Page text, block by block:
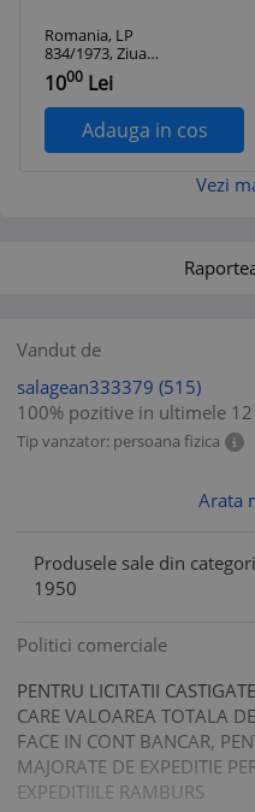
Romania, LP
834/1973, Ziua
marcii postale
romanesti, straif de
5 timbre, MNH
1000 Lei
Adauga in cos
Vezi
Vandut de
salagean333379 (515)
100% pozitive in ultimele
Tip vanzator: persoana fizica
Arata
Produsele sale din
1950
Politici comerciale
PENTRU LICITATII
CARE VALOAREA TOTALA
FACE IN CONT BANCAR,
MAJORATE DE EXPEDITIE
EXPEDITIILE RAMBURS